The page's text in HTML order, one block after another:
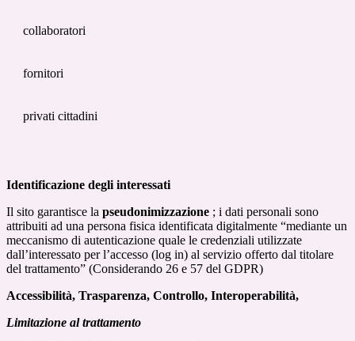
collaboratori
fornitori
privati cittadini
Identificazione degli interessati
Il sito garantisce la pseudonimizzazione ; i dati personali sono
attribuiti ad una persona fisica identificata digitalmente “mediante un
meccanismo di autenticazione quale le credenziali utilizzate
dall’interessato per l’accesso (log in) al servizio offerto dal titolare
del trattamento” (Considerando 26 e 57 del GDPR)
Accessibilità, Trasparenza, Controllo, Interoperabilità,
Limitazione al trattamento